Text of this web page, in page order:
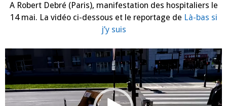
A Robert Debré (Paris), manifestation des hospitaliers le
14 mai. La vidéo ci-dessous et le reportage de Là-bas si
j’y suis
Lecteur
vidéo